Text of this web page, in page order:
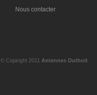
Nous contacter
© Copiright 2011 Antennes Duthoit